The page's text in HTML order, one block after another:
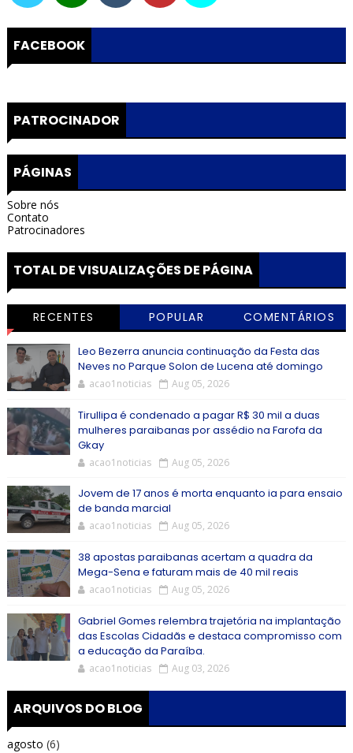
FACEBOOK
PATROCINADOR
PÁGINAS
Sobre nós
Contato
Patrocinadores
TOTAL DE VISUALIZAÇÕES DE PÁGINA
RECENTES POPULAR COMENTÁRIOS
Leo Bezerra anuncia continuação da Festa das
Neves no Parque Solon de Lucena até domingo
acao1noticias Aug 05, 2026
Tirullipa é condenado a pagar R$ 30 mil a duas
mulheres paraibanas por assédio na Farofa da
Gkay
acao1noticias Aug 05, 2026
Jovem de 17 anos é morta enquanto ia para ensaio
de banda marcial
acao1noticias Aug 05, 2026
38 apostas paraibanas acertam a quadra da
Mega-Sena e faturam mais de 40 mil reais
acao1noticias Aug 05, 2026
Gabriel Gomes relembra trajetória na implantação
das Escolas Cidadãs e destaca compromisso com
a educação da Paraíba.
acao1noticias Aug 03, 2026
ARQUIVOS DO BLOG
agosto (6)